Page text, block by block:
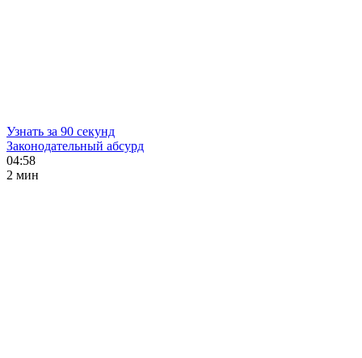
Узнать за 90 секунд
Законодательный абсурд
04:58
2 мин